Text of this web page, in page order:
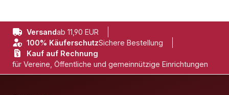
Versandab 11,90 EUR
100% KäuferschutzSichere Bestellung
Kauf auf Rechnung
für Vereine, Öffentliche und gemeinnützige Einrichtungen